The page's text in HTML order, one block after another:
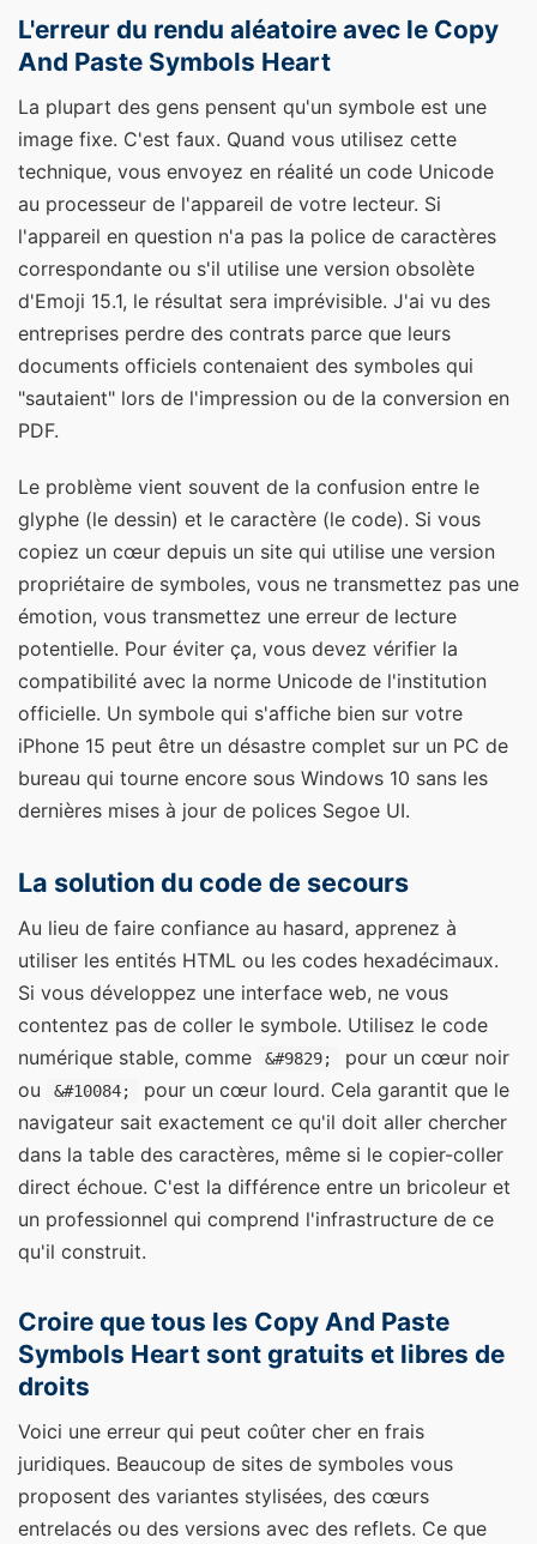
L'erreur du rendu aléatoire avec le Copy
And Paste Symbols Heart
La plupart des gens pensent qu'un symbole est une
image fixe. C'est faux. Quand vous utilisez cette
technique, vous envoyez en réalité un code Unicode
au processeur de l'appareil de votre lecteur. Si
l'appareil en question n'a pas la police de caractères
correspondante ou s'il utilise une version obsolète
d'Emoji 15.1, le résultat sera imprévisible. J'ai vu des
entreprises perdre des contrats parce que leurs
documents officiels contenaient des symboles qui
"sautaient" lors de l'impression ou de la conversion en
PDF.
Le problème vient souvent de la confusion entre le
glyphe (le dessin) et le caractère (le code). Si vous
copiez un cœur depuis un site qui utilise une version
propriétaire de symboles, vous ne transmettez pas une
émotion, vous transmettez une erreur de lecture
potentielle. Pour éviter ça, vous devez vérifier la
compatibilité avec la norme Unicode de l'institution
officielle. Un symbole qui s'affiche bien sur votre
iPhone 15 peut être un désastre complet sur un PC de
bureau qui tourne encore sous Windows 10 sans les
dernières mises à jour de polices Segoe UI.
La solution du code de secours
Au lieu de faire confiance au hasard, apprenez à
utiliser les entités HTML ou les codes hexadécimaux.
Si vous développez une interface web, ne vous
contentez pas de coller le symbole. Utilisez le code
numérique stable, comme
&#9829;
pour un cœur noir
ou
&#10084;
pour un cœur lourd. Cela garantit que le
navigateur sait exactement ce qu'il doit aller chercher
dans la table des caractères, même si le copier-coller
direct échoue. C'est la différence entre un bricoleur et
un professionnel qui comprend l'infrastructure de ce
qu'il construit.
Croire que tous les Copy And Paste
Symbols Heart sont gratuits et libres de
droits
Voici une erreur qui peut coûter cher en frais
juridiques. Beaucoup de sites de symboles vous
proposent des variantes stylisées, des cœurs
entrelacés ou des versions avec des reflets. Ce que